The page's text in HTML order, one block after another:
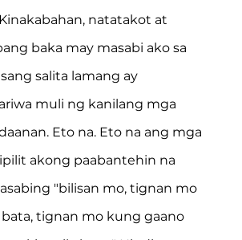
natatakot at
baka may masabi ako sa
salita lamang ay
muli ng kanilang mga
Eto na. Eto na ang mga
akong paabantehin na
"bilisan mo, tignan mo
bata, tignan mo kung gaano